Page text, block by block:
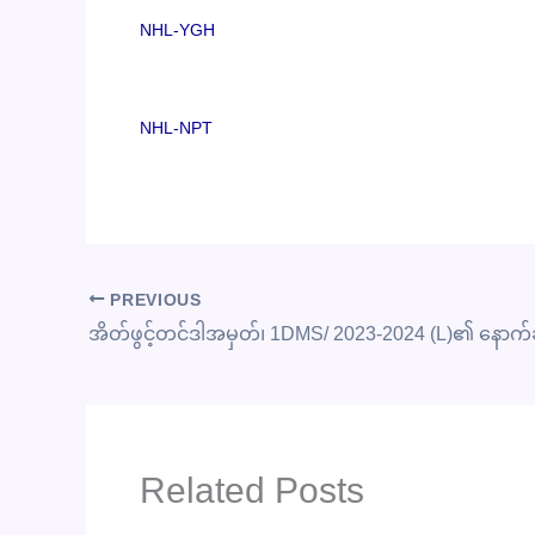
NHL-YGH
NHL-NPT
PREVIOUS
Related Posts